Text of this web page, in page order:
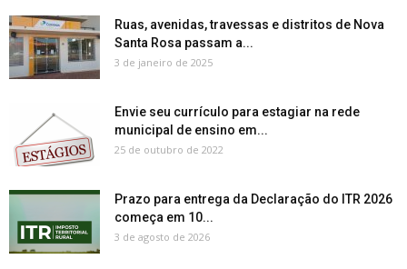
Ruas, avenidas, travessas e distritos de Nova
Santa Rosa passam a...
3 de janeiro de 2025
Envie seu currículo para estagiar na rede
municipal de ensino em...
25 de outubro de 2022
Prazo para entrega da Declaração do ITR 2026
começa em 10...
3 de agosto de 2026